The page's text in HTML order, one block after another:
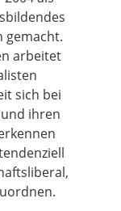
gemacht.
arbeitet
sich bei
ihren